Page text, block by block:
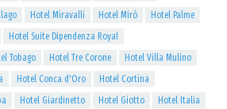
Hotel Miravalli Hotel Mirò
Hotel Palme
Hotel Suite Dipendenza Royal
Tobago Hotel Tre Corone
Hotel Villa Mulino
Hotel Conca d'Oro
Hotel Cortina
Hotel Giardinetto Hotel Giotto
Hotel Italia